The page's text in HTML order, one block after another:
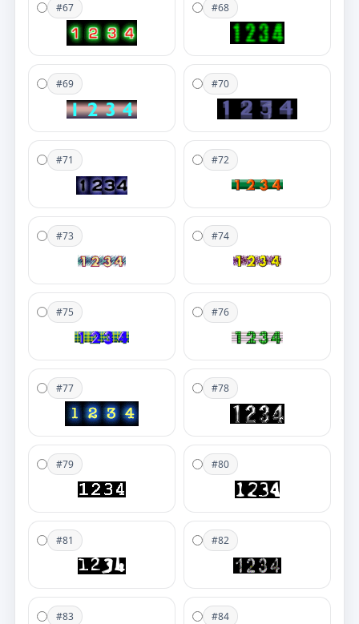
#67 #68
#69 #70
#71 #72
#73 #74
#75 #76
#77 #78
#79 #80
#81 #82
#83 #84